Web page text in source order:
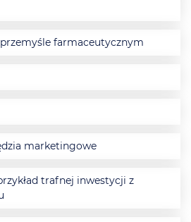
farmaceutycznym
marketingowe
trafnej inwestycji z